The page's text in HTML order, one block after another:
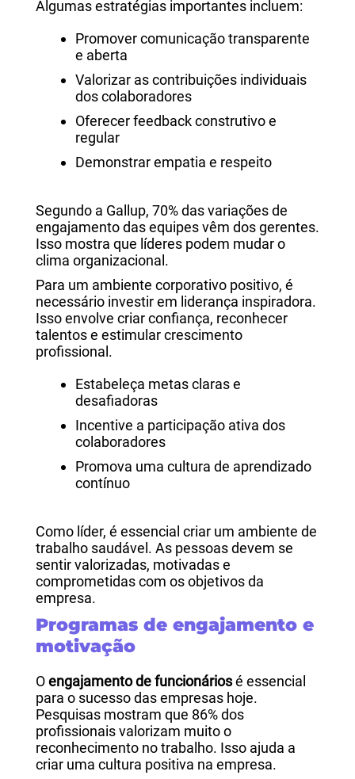
Algumas estratégias importantes incluem:
Promover comunicação transparente
e aberta
Valorizar as contribuições individuais
dos colaboradores
Oferecer feedback construtivo e
regular
Demonstrar empatia e respeito
Segundo a Gallup, 70% das variações de
engajamento das equipes vêm dos gerentes.
Isso mostra que líderes podem mudar o
clima organizacional.
Para um ambiente corporativo positivo, é
necessário investir em liderança inspiradora.
Isso envolve criar confiança, reconhecer
talentos e estimular crescimento
profissional.
Estabeleça metas claras e
desafiadoras
Incentive a participação ativa dos
colaboradores
Promova uma cultura de aprendizado
contínuo
Como líder, é essencial criar um ambiente de
trabalho saudável. As pessoas devem se
sentir valorizadas, motivadas e
comprometidas com os objetivos da
empresa.
Programas de engajamento e
motivação
Oengajamento de funcionáriosé essencial
para o sucesso das empresas hoje.
Pesquisas mostram que 86% dos
profissionais valorizam muito o
reconhecimento no trabalho. Isso ajuda a
criar uma cultura positiva na empresa.